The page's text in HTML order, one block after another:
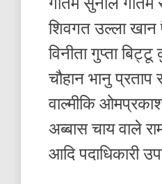
शिवगत उल्ला
विनीता गुप्ता बिट्टू
चौहान भानु प्रताप
वाल्मीकि
अब्बास चाय वाले
आदि पदाधिकारी